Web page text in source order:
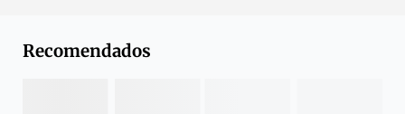
Recomendados